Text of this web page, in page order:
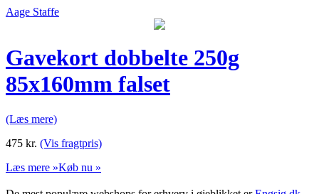
Aage Staffe
Gavekort dobbelte 250g
85x160mm falset
(Læs mere)
475 kr. (Vis fragtpris)
Læs mere »Køb nu »